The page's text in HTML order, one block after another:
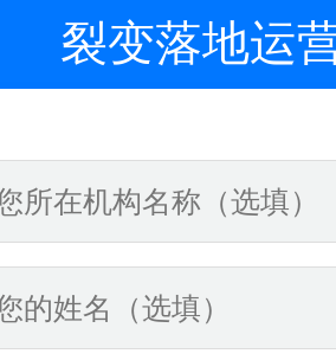
送知名品
裂变落地运